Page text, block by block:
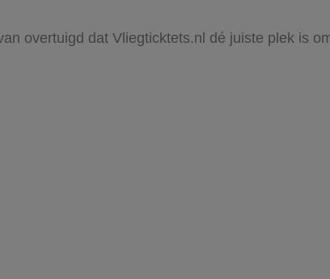
overtuigd dat Vliegticktets.nl dé juiste plek is